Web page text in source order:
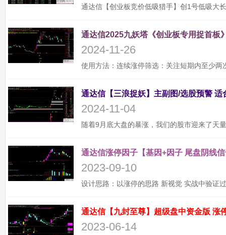
通达信2025九妖塔《创业板专用捉首板
2024-11-26
2024-11-04
通达信涨停因子【基因+因子 尾盘阴线
2023-09-10
2023-06-14